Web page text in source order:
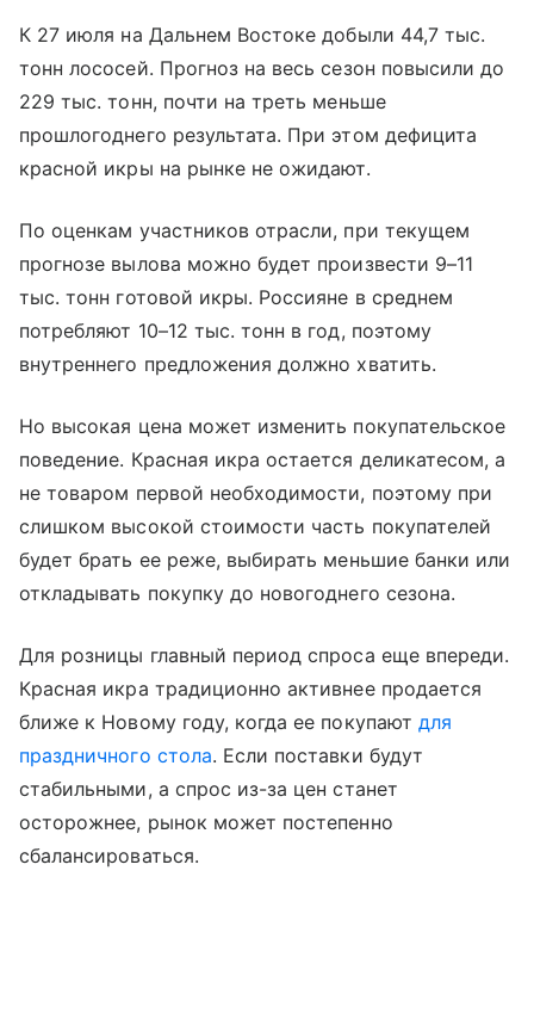
К 27 июля на Дальнем Востоке добыли 44,7 тыс.
тонн лососей. Прогноз на весь сезон повысили до
229 тыс. тонн, почти на треть меньше
прошлогоднего результата. При этом дефицита
красной икры на рынке не ожидают.
По оценкам участников отрасли, при текущем
прогнозе вылова можно будет произвести 9–11
тыс. тонн готовой икры. Россияне в среднем
потребляют 10–12 тыс. тонн в год, поэтому
внутреннего предложения должно хватить.
Но высокая цена может изменить покупательское
поведение. Красная икра остается деликатесом, а
не товаром первой необходимости, поэтому при
слишком высокой стоимости часть покупателей
будет брать ее реже, выбирать меньшие банки или
откладывать покупку до новогоднего сезона.
Для розницы главный период спроса еще впереди.
Красная икра традиционно активнее продается
ближе к Новому году, когда ее покупают для
праздничного стола. Если поставки будут
стабильными, а спрос из-за цен станет
осторожнее, рынок может постепенно
сбалансироваться.